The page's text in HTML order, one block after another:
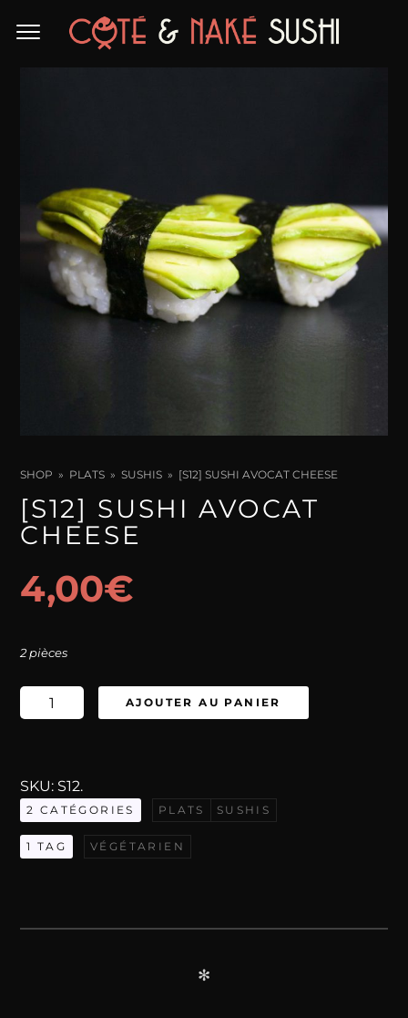
SHOP PLATS SUSHIS [S12] SUSHI AVOCAT CHEESE
[S12] SUSHI AVOCAT
CHEESE
4,00€
2 pièces
quantité
de
Avocat
Cheese
AJOUTER AU PANIER
SKU: S12.
2 CATÉGORIES PLATS SUSHIS
1 TAG VÉGÉTARIEN
✻